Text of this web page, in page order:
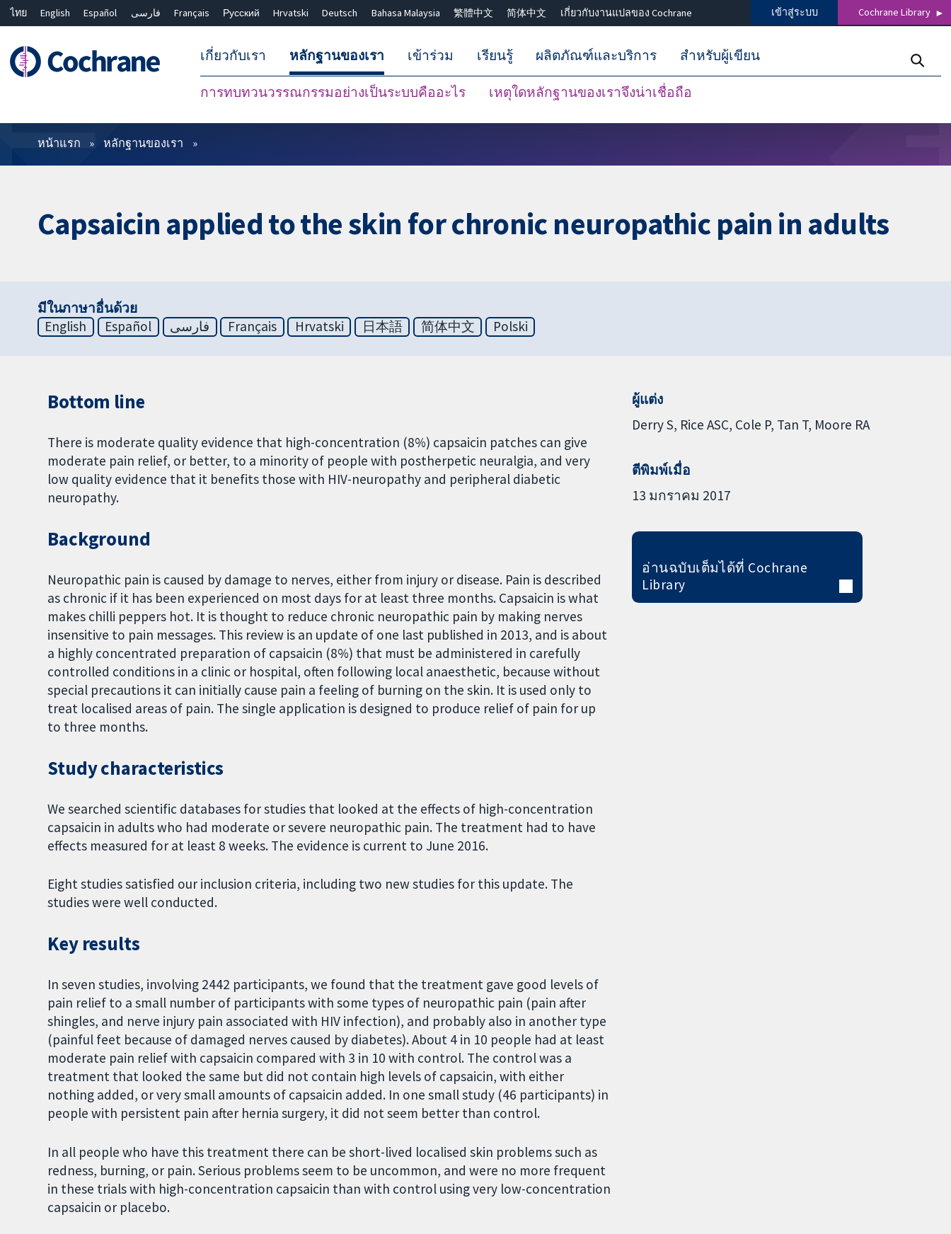
ไทย English Español فارسی Français Русский Hrvatski Deutsch Bahasa Malaysia 繁體中文 简体中文 เกี่ยวกับงานแปลของ Cochrane เข้าสู่ระบบ Cochrane Library
เกี่ยวกับเรา หลักฐานของเรา
การทบทวนวรรณกรรมอย่างเป็นระบบคืออะไร เหตุใดหลักฐานของเราจึงน่าเชื่อถือ
เข้าร่วม เรียนรู้ ผลิตภัณฑ์และบริการ สำหรับผู้เขียน
ตัวกรอง
หน้าแรก หลักฐานของเรา
Capsaicin applied to the skin for chronic neuropathic pain in adults
มีในภาษาอื่นด้วย
English
Español فارسی Français Hrvatski 日本語 简体中文 Polski
Bottom line
There is moderate quality evidence that high-concentration (8%) capsaicin patches can give
moderate pain relief, or better, to a minority of people with postherpetic neuralgia, and very
low quality evidence that it benefits those with HIV-neuropathy and peripheral diabetic
neuropathy.
Background
Neuropathic pain is caused by damage to nerves, either from injury or disease. Pain is described
as chronic if it has been experienced on most days for at least three months. Capsaicin is what
makes chilli peppers hot. It is thought to reduce chronic neuropathic pain by making nerves
insensitive to pain messages. This review is an update of one last published in 2013, and is about
a highly concentrated preparation of capsaicin (8%) that must be administered in carefully
controlled conditions in a clinic or hospital, often following local anaesthetic, because without
special precautions it can initially cause pain a feeling of burning on the skin. It is used only to
treat localised areas of pain. The single application is designed to produce relief of pain for up
to three months.
Study characteristics
We searched scientific databases for studies that looked at the effects of high-concentration
capsaicin in adults who had moderate or severe neuropathic pain. The treatment had to have
effects measured for at least 8 weeks. The evidence is current to June 2016.
Eight studies satisfied our inclusion criteria, including two new studies for this update. The
studies were well conducted.
Key results
In seven studies, involving 2442 participants, we found that the treatment gave good levels of
pain relief to a small number of participants with some types of neuropathic pain (pain after
shingles, and nerve injury pain associated with HIV infection), and probably also in another type
(painful feet because of damaged nerves caused by diabetes). About 4 in 10 people had at least
moderate pain relief with capsaicin compared with 3 in 10 with control. The control was a
treatment that looked the same but did not contain high levels of capsaicin, with either
nothing added, or very small amounts of capsaicin added. In one small study (46 participants) in
people with persistent pain after hernia surgery, it did not seem better than control.
In all people who have this treatment there can be short-lived localised skin problems such as
redness, burning, or pain. Serious problems seem to be uncommon, and were no more frequent
in these trials with high-concentration capsaicin than with control using very low-concentration
capsaicin or placebo.
ผู้แต่ง
Derry S Rice ASC Cole P Tan T Moore RA
ตีพิมพ์เมื่อ
13 มกราคม 2017
อ่านฉบับเต็มได้ที่ Cochrane
Library